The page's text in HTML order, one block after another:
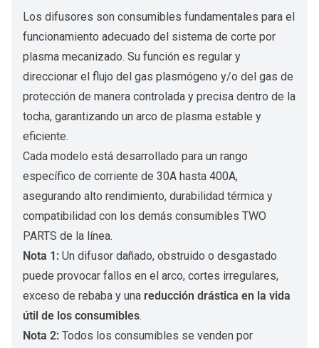
Los difusores son consumibles fundamentales para el
funcionamiento adecuado del sistema de corte por
plasma mecanizado. Su función es regular y
direccionar el flujo del gas plasmógeno y/o del gas de
protección de manera controlada y precisa dentro de la
tocha, garantizando un arco de plasma estable y
eficiente.
Cada modelo está desarrollado para un rango
específico de corriente de 30A hasta 400A,
asegurando alto rendimiento, durabilidad térmica y
compatibilidad con los demás consumibles TWO
PARTS de la línea.
Nota 1: Un difusor dañado, obstruido o desgastado
puede provocar fallos en el arco, cortes irregulares,
exceso de rebaba y una reducción drástica en la vida
útil de los consumibles.
Nota 2: Todos los consumibles se venden por